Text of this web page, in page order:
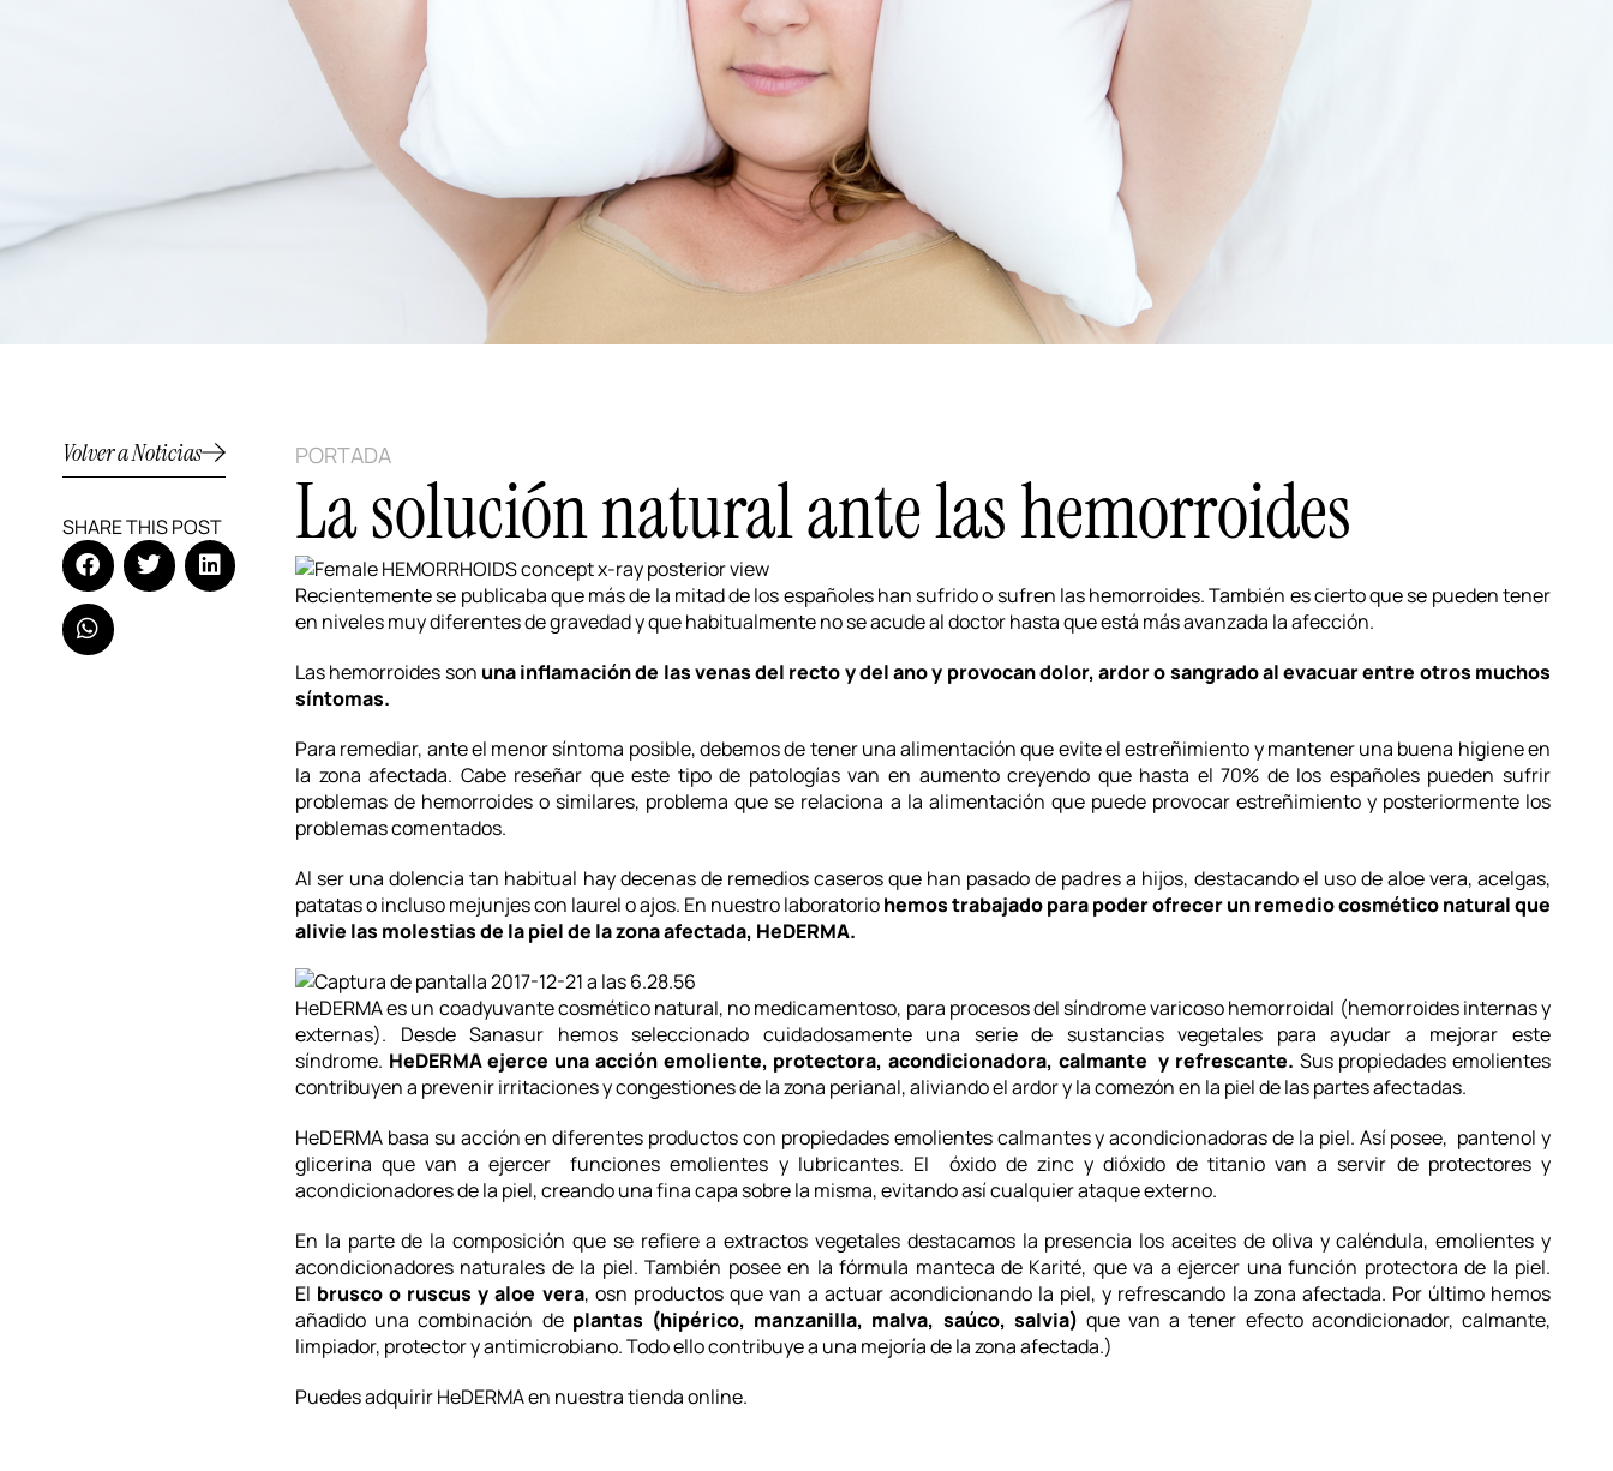
Volver a Noticias
SHARE THIS POST
PORTADA
La solución natural ante las hemorroides
Recientemente se publicaba que más de la mitad de los españoles han sufrido o sufren las hemorroides. También es cierto que se pueden tener
en niveles muy diferentes de gravedad y que habitualmente no se acude al doctor hasta que está más avanzada la afección.
Las hemorroides son una inflamación de las venas del recto y del ano y provocan dolor, ardor o sangrado al evacuar entre otros muchos
síntomas.
Para remediar, ante el menor síntoma posible, debemos de tener una alimentación que evite el estreñimiento y mantener una buena higiene en
la zona afectada. Cabe reseñar que este tipo de patologías van en aumento creyendo que hasta el 70% de los españoles pueden sufrir
problemas de hemorroides o similares, problema que se relaciona a la alimentación que puede provocar estreñimiento y posteriormente los
problemas comentados.
Al ser una dolencia tan habitual hay decenas de remedios caseros que han pasado de padres a hijos, destacando el uso de aloe vera, acelgas,
patatas o incluso mejunjes con laurel o ajos. En nuestro laboratoriohemos trabajado para poder ofrecer un remedio cosmético natural que
alivie las molestias de la piel de la zona afectada, HeDERMA.
HeDERMA es un coadyuvante cosmético natural, no medicamentoso, para procesos del síndrome varicoso hemorroidal (hemorroides internas y
externas). Desde Sanasur hemos seleccionado cuidadosamente una serie de sustancias vegetales para ayudar a mejorar este
síndrome. HeDERMA ejerce una acción emoliente, protectora, acondicionadora, calmante y refrescante. Sus propiedades emolientes
contribuyen a prevenir irritaciones y congestiones de la zona perianal, aliviando el ardor y la comezón en la piel de las partes afectadas.
HeDERMA basa su acción en diferentes productos con propiedades emolientes calmantes y acondicionadoras de la piel. Así posee, pantenol y
glicerina que van a ejercer funciones emolientes y lubricantes. El óxido de zinc y dióxido de titanio van a servir de protectores y
acondicionadores de la piel, creando una fina capa sobre la misma, evitando así cualquier ataque externo.
En la parte de la composición que se refiere a extractos vegetales destacamos la presencia los aceites de oliva y caléndula, emolientes y
acondicionadores naturales de la piel. También posee en la fórmula manteca de Karité, que va a ejercer una función protectora de la piel.
El brusco o ruscus y aloe vera, osn productos que van a actuar acondicionando la piel, y refrescando la zona afectada. Por último hemos
añadido una combinación de plantas (hipérico, manzanilla, malva, saúco, salvia) que van a tener efecto acondicionador, calmante,
limpiador, protector y antimicrobiano. Todo ello contribuye a una mejoría de la zona afectada.)
Puedes adquirir HeDERMA en nuestra tienda online.